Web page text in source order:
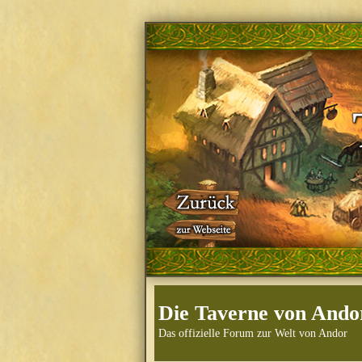
Die Taverne von
Das offizielle Forum zur Welt von Andor